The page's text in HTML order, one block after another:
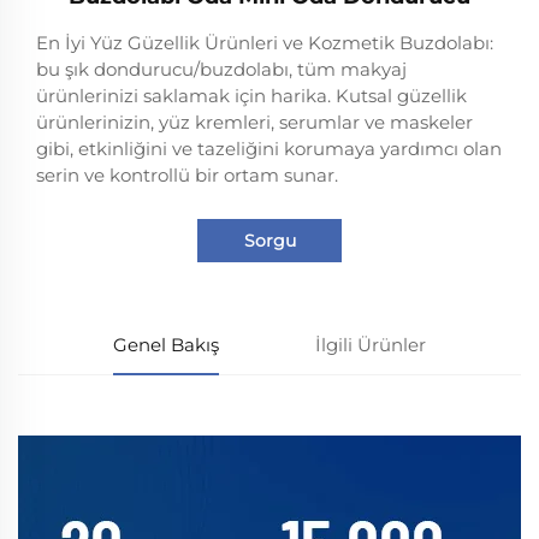
En İyi Yüz Güzellik Ürünleri ve Kozmetik Buzdolabı:
bu şık dondurucu/buzdolabı, tüm makyaj
ürünlerinizi saklamak için harika. Kutsal güzellik
ürünlerinizin, yüz kremleri, serumlar ve maskeler
gibi, etkinliğini ve tazeliğini korumaya yardımcı olan
serin ve kontrollü bir ortam sunar.
Sorgu
Genel Bakış İlgili Ürünler